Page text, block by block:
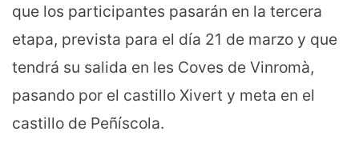
que los participantes pasarán en la tercera
etapa, prevista para el día 21 de marzo y que
tendrá su salida en les Coves de Vinromà,
pasando por el castillo Xivert y meta en el
castillo de Peñíscola.